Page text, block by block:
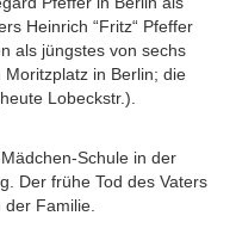
Heinrich “Fritz“ Pfeffer
als jüngstes von sechs
in Berlin; die
Lobeckstr.).
Schule in der
Der frühe Tod des Vaters
Familie.